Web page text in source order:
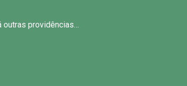
outras providências…